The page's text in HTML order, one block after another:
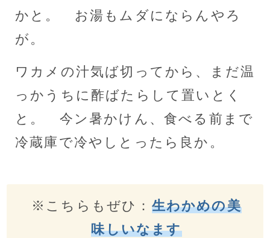
かと。 お湯もムダにならんやろ
が。
ワカメの汁気ば切ってから、まだ温
っかうちに酢ばたらして置いとく
と。 今ン暑かけん、食べる前まで
冷蔵庫で冷やしとったら良か。
※こちらもぜひ： 生わかめの美
味しいなます